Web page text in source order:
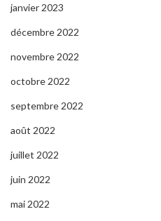
janvier 2023
décembre 2022
novembre 2022
octobre 2022
septembre 2022
août 2022
juillet 2022
juin 2022
mai 2022